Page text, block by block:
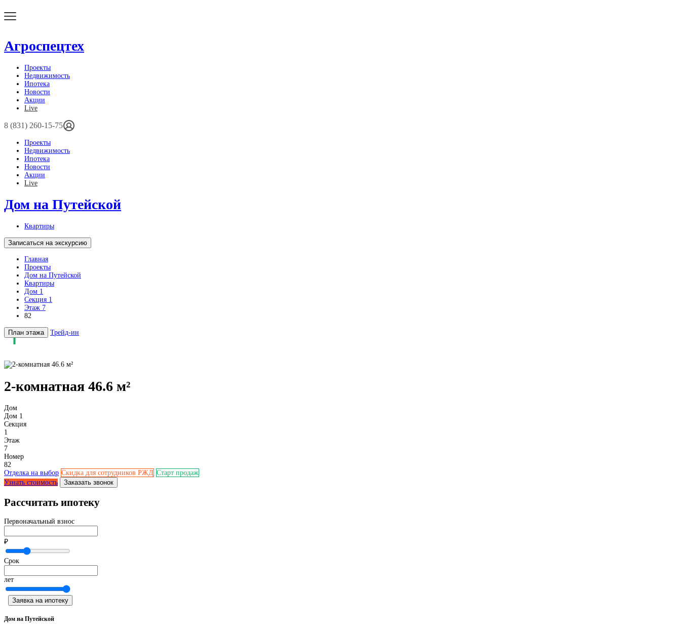
Агроспецтех
Проекты
Недвижимость
Ипотека
Новости
Акции
Live
8 (831) 260-15-75
Проекты
Недвижимость
Ипотека
Новости
Акции
Live
Дом на Путейской
Квартиры
Записаться на экскурсию
Главная
Проекты
Дом на Путейской
Квартиры
Дом 1
Секция 1
Этаж 7
82
План этажа Трейд-ин
2-комнатная 46.6 м²
Дом
Дом 1
Секция
1
Этаж
7
Номер
82
Отделка на выбор Скидка для сотрудников РЖД Старт продаж
Узнать стоимость
Заказать звонок
Рассчитать ипотеку
Первоначальный взнос
₽
Срок
лет
Заявка на ипотеку
Дом на Путейской